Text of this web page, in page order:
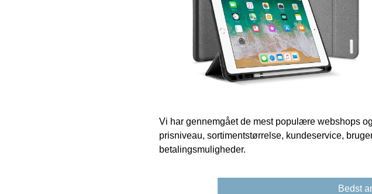
Vi har gennemgået de mest populære webshops
prisniveau, sortimentstørrelse, kundeservice,
betalingsmuligheder.
Bedst